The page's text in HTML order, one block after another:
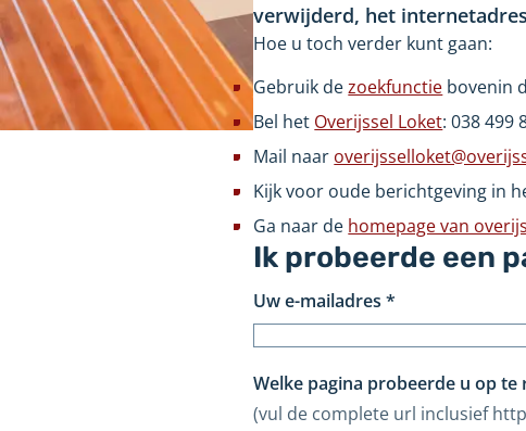
verwijderd, het
Hoe u toch verder kunt gaan:
Gebruik dezoekfunctie bovenin
Bel het Overijssel Loket: 038499
Mail naar
Kijk voor oude berichtgeving in
Ga naar de homepage van
Ik probeerde een
Uw e-mailadres*
Welke pagina probeerde u op te
(vul de complete url inclusief